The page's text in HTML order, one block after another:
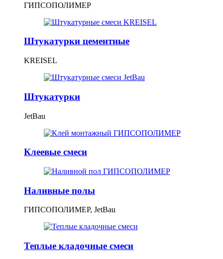
ГИПСОПОЛИМЕР
Штукатурки цементные
KREISEL
Штукатурки
JetBau
Клеевые смеси
Наливные полы
ГИПСОПОЛИМЕР, JetBau
Теплые кладочные смеси